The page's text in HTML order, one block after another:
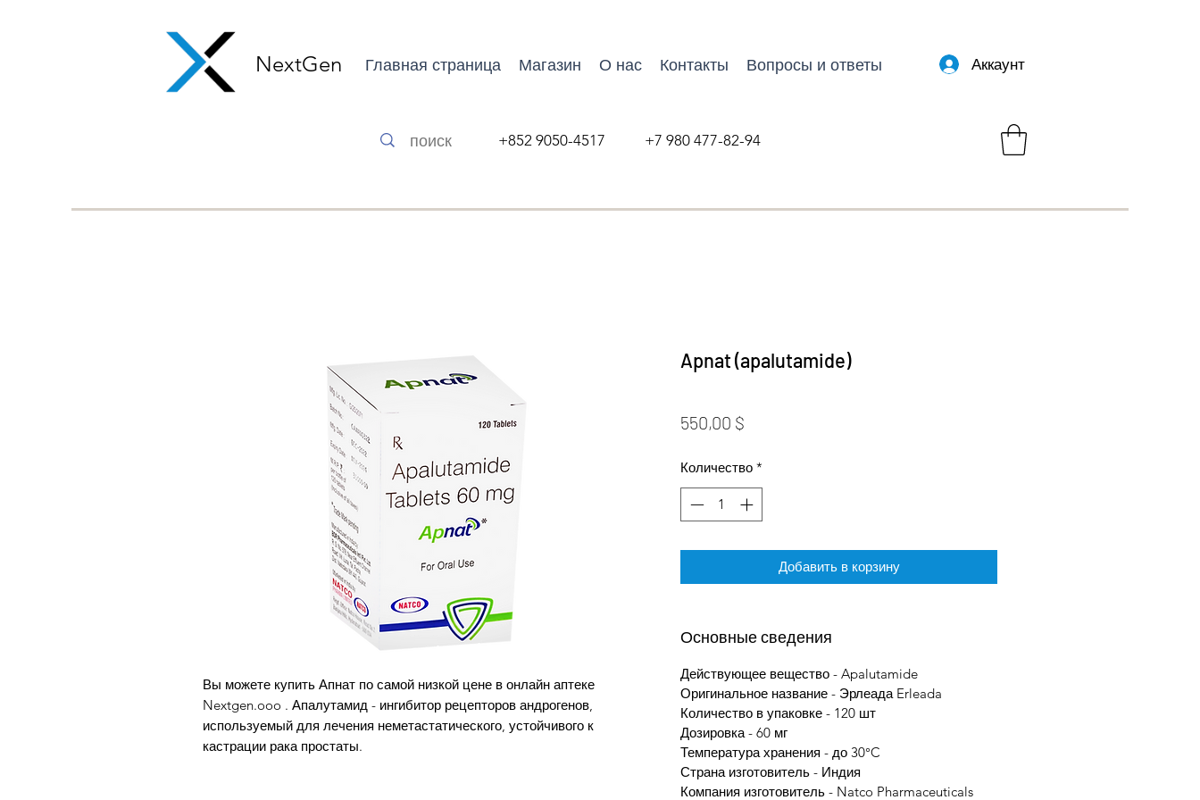
NextGen Главная страница Магазин О нас Контакты Вопросы и ответы Аккаунт
+852 9050-4517 +7 980 477-82-94
Вы можете купить Апнат по самой низкой цене в онлайн аптеке
Nextgen.ooo . Апалутамид - ингибитор рецепторов андрогенов,
используемый для лечения неметастатического, устойчивого к
кастрации рака простаты.
Apnat (apalutamide)
550,00 $
Количество *
Добавить в корзину
Основные сведения
Действующее вещество - Apalutamide
Оригинальное название - Эрлеада Erleada
Количество в упаковке - 120 шт
Дозировка - 60 мг
Температура хранения - до 30°C
Страна изготовитель - Индия
Компания изготовитель - Natco Pharmaceuticals